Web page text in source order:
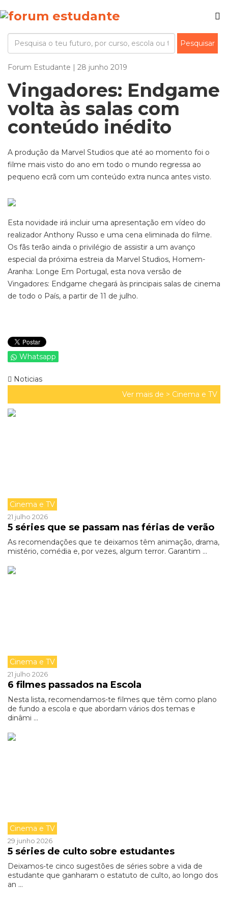
Forum Estudante | 28 junho 2019
Vingadores: Endgame
volta às salas com
conteúdo inédito
A produção da Marvel Studios que até ao momento foi o
filme mais visto do ano em todo o mundo regressa ao
pequeno ecrã com um conteúdo extra nunca antes visto.
Esta novidade irá incluir uma apresentação em vídeo do
realizador Anthony Russo e uma cena eliminada do filme.
Os fãs terão ainda o privilégio de assistir a um avanço
especial da próxima estreia da Marvel Studios, Homem-
Aranha: Longe Em Portugal, esta nova versão de
Vingadores: Endgame chegará às principais salas de cinema
de todo o País, a partir de 11 de julho.
Whatsapp
Noticias
Ver mais de > Cinema e TV
Cinema e TV
21 julho 2026
5 séries que se passam nas férias de verão
As recomendações que te deixamos têm animação, drama,
mistério, comédia e, por vezes, algum terror. Garantim ...
Cinema e TV
21 julho 2026
6 filmes passados na Escola
Nesta lista, recomendamos-te filmes que têm como plano
de fundo a escola e que abordam vários dos temas e
dinâmi ...
Cinema e TV
29 junho 2026
5 séries de culto sobre estudantes
Deixamos-te cinco sugestões de séries sobre a vida de
estudante que ganharam o estatuto de culto, ao longo dos
an ...